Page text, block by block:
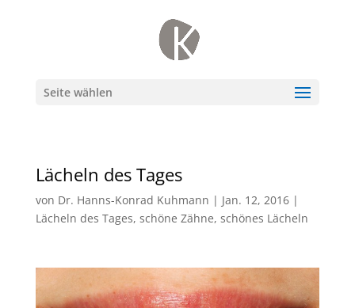
Seite wählen
Lächeln des Tages
von Dr. Hanns-Konrad Kuhmann | Jan. 12, 2016|
Lächeln des Tages, schöne Zähne, schönes Lächeln